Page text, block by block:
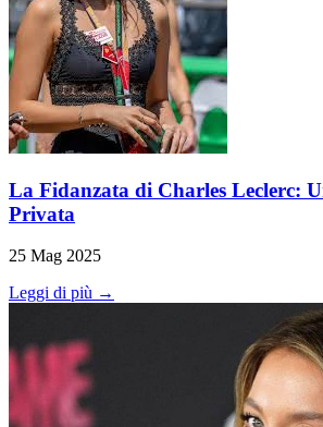
La Fidanzata di Charles Leclerc:
Privata
25 Mag 2025
Leggi di più →